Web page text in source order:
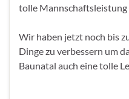
tolle
Wir haben jetzt noch bis
Dinge zu verbessern um
Baunatal auch eine tolle